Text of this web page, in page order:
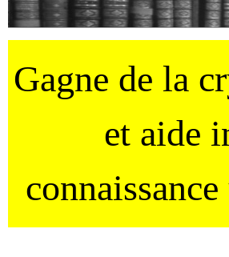
Gagne de la
et aide